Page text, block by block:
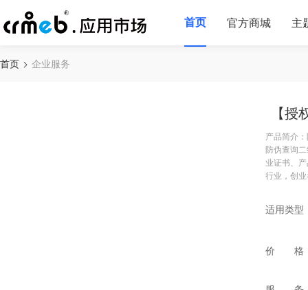
首页 官方商城 主
首页 企业服务
【
产品简介
防伪查询
业证书、
行业，创
适用类型
价 格